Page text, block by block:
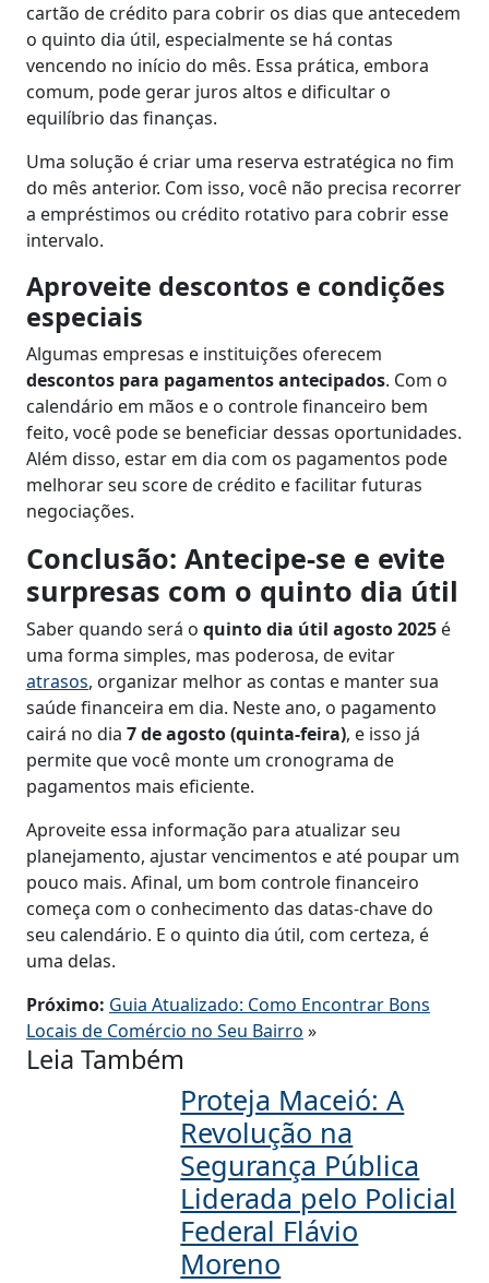
cartão de crédito para cobrir os dias que antecedem
o quinto dia útil, especialmente se há contas
vencendo no início do mês. Essa prática, embora
comum, pode gerar juros altos e dificultar o
equilíbrio das finanças.
Uma solução é criar uma reserva estratégica no fim
do mês anterior. Com isso, você não precisa recorrer
a empréstimos ou crédito rotativo para cobrir esse
intervalo.
Aproveite descontos e condições
especiais
Algumas empresas e instituições oferecem
descontos para pagamentos antecipados. Com o
calendário em mãos e o controle financeiro bem
feito, você pode se beneficiar dessas oportunidades.
Além disso, estar em dia com os pagamentos pode
melhorar seu score de crédito e facilitar futuras
negociações.
Conclusão: Antecipe-se e evite
surpresas com o quinto dia útil
Saber quando será o quinto dia útil agosto 2025 é
uma forma simples, mas poderosa, de evitar
atrasos, organizar melhor as contas e manter sua
saúde financeira em dia. Neste ano, o pagamento
cairá no dia 7 de agosto (quinta-feira), e isso já
permite que você monte um cronograma de
pagamentos mais eficiente.
Aproveite essa informação para atualizar seu
planejamento, ajustar vencimentos e até poupar um
pouco mais. Afinal, um bom controle financeiro
começa com o conhecimento das datas-chave do
seu calendário. E o quinto dia útil, com certeza, é
uma delas.
Próximo: Guia Atualizado: Como Encontrar Bons
Locais de Comércio no Seu Bairro »
Leia Também
Proteja Maceió: A
Revolução na
Segurança Pública
Liderada pelo Policial
Federal Flávio
Moreno